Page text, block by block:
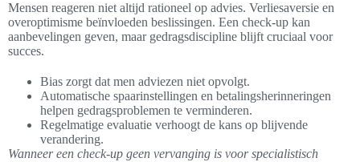
Mensen reageren niet altijd rationeel op advies. Verliesaversie en
overoptimisme beïnvloeden beslissingen. Een check-up kan
aanbevelingen geven, maar gedragsdiscipline blijft cruciaal voor
succes.
Bias zorgt dat men adviezen niet opvolgt.
Automatische spaarinstellingen en betalingsherinneringen
helpen gedragsproblemen te verminderen.
Regelmatige evaluatie verhoogt de kans op blijvende
verandering.
Wanneer een check-up geen vervanging is voor specialistisch